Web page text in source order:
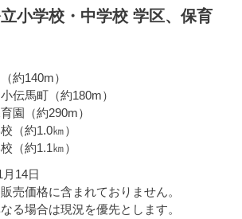
小学校・中学校 学区、保育
約140m）
伝馬町（約180m）
園（約290m）
（約1.0㎞）
（約1.1㎞）
14日
売価格に含まれておりません。
る場合は現況を優先とします。